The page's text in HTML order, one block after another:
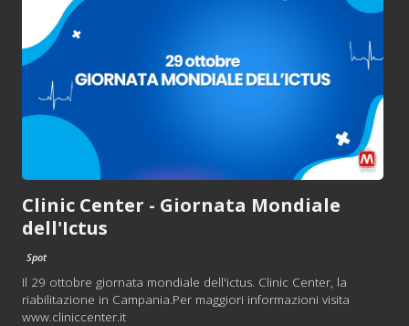
Clinic Center - Giornata Mondiale
dell'Ictus
Spot
Il 29 ottobre giornata mondiale dell'ictus. Clinic Center, la
riabilitazione in Campania.Per maggiori informazioni visita
www.cliniccenter.it